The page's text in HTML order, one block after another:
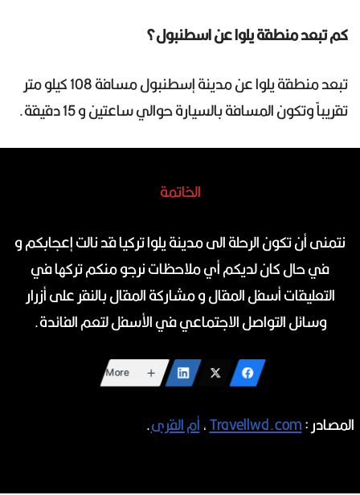
كم تبعد منطقة يلوا عن اسطنبول؟
تبعد منطقة يلوا عن مدينة إسطنبول مسافة 108 كيلو متر
تقريباً وتكون المسافة بالسيارة حوالي ساعتين و 15 دقيقة.
الخاتمة
نتمنى أن تكون الرحلة الى مدينة يلوا تركيا قد نالت إعجابكم و
في حال كان لديكم أي ملاحظات نرجو منكم تركها في
التعليقات أسفل المقال و مشاركة المقال بالنقر على أزرار
وسائل التواصل الاجتماعي في الأسفل لتعم الفائدة.
More
المصادر :Travellwd.com
,أم القرى.